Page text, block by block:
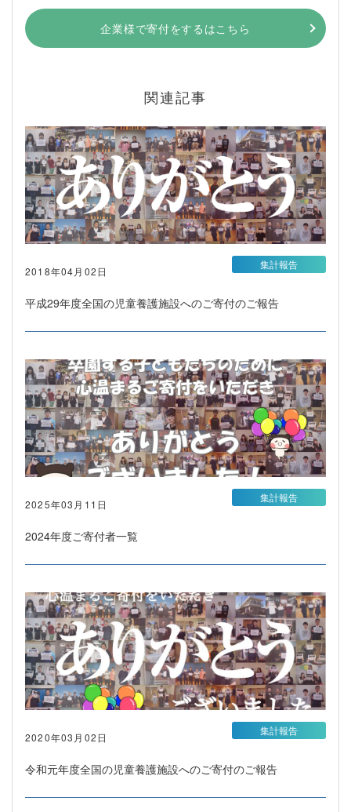
企業様で寄付をするはこちら
関連記事
2018年04月02日
平成29年度全国の児童養護施設へのご寄付のご報告
集計報告
2025年03月11日
2024年度ご寄付者一覧
集計報告
2020年03月02日
令和元年度全国の児童養護施設へのご寄付のご報告
集計報告